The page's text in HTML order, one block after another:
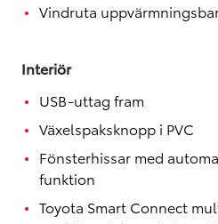
Vindruta
Interiör
USB-uttag fram
Växelspaksknopp i PVC
Fönsterhissar med
funktion
Toyota Smart Connect